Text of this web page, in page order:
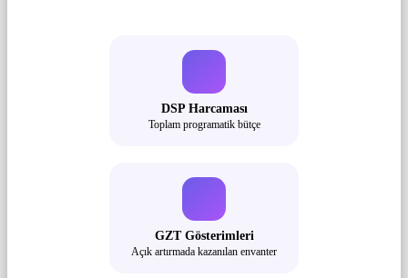
DSP Harcaması
Toplam programatik bütçe
GZT Gösterimleri
Açık artırmada kazanılan envanter